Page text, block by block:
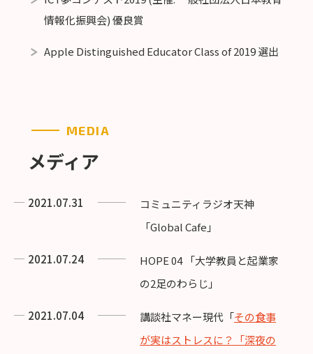
情報化振興会) 優良賞
Apple Distinguished Educator Class of 2019 選出
MEDIA
メディア
2021.07.31
コミュニティラジオ天神
「Global Cafe」
2021.07.24
HOPE 04 「大学教員と起業家
の2足のわらじ」
2021.07.04 講談社マネー現代「その食事
が実はストレスに？「深夜の